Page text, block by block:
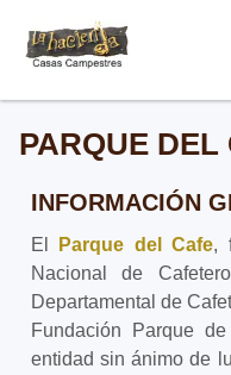
PARQUE DEL
INFORMACIÓN
El Parque del Cafe,
Nacional de
Departamental de
Fundación Parque
entidad sin ánimo de